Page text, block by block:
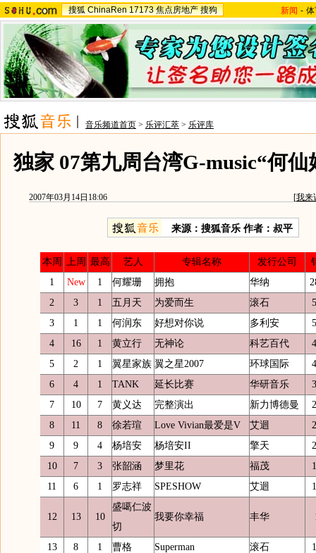
搜狐 ChinaRen 17173 焦点房地产 搜狗 新闻 -
音乐频道首页 > 乐评汇萃 > 乐评库
独家 07第九周台湾G-music“何仙
2007年03月14日18:06 [我来
来源：搜狐音乐 作者：叔平
本周 上周 最高 艺人 专辑名称 发行公司
1
New 1 何耀珊 拥抱 华纳
2
3 1 五月天 为爱而生 滚石
3
1 1 何润东 好想对你说 多利安
4
16 1 黄立行 无神论 科艺百代
5
2 1 翼星家族 翼之星2007 环球国际
6
4 1 TANK 延长比赛 华研音乐
7
10 7 黄义达 完整演出 新力博德曼
8
11 8 徐若瑄 Love Vivian最爱是V 艾迴
9
9 4 杨培安 杨培安II 擎天
10
7 3 张韶涵 梦里花 福茂
11
6 1 罗志祥 SPESHOW 艾迴
12 13 10
盛噶仁波
切
我要你幸福 丰华
13 8 1 曹格 Superman 滚石